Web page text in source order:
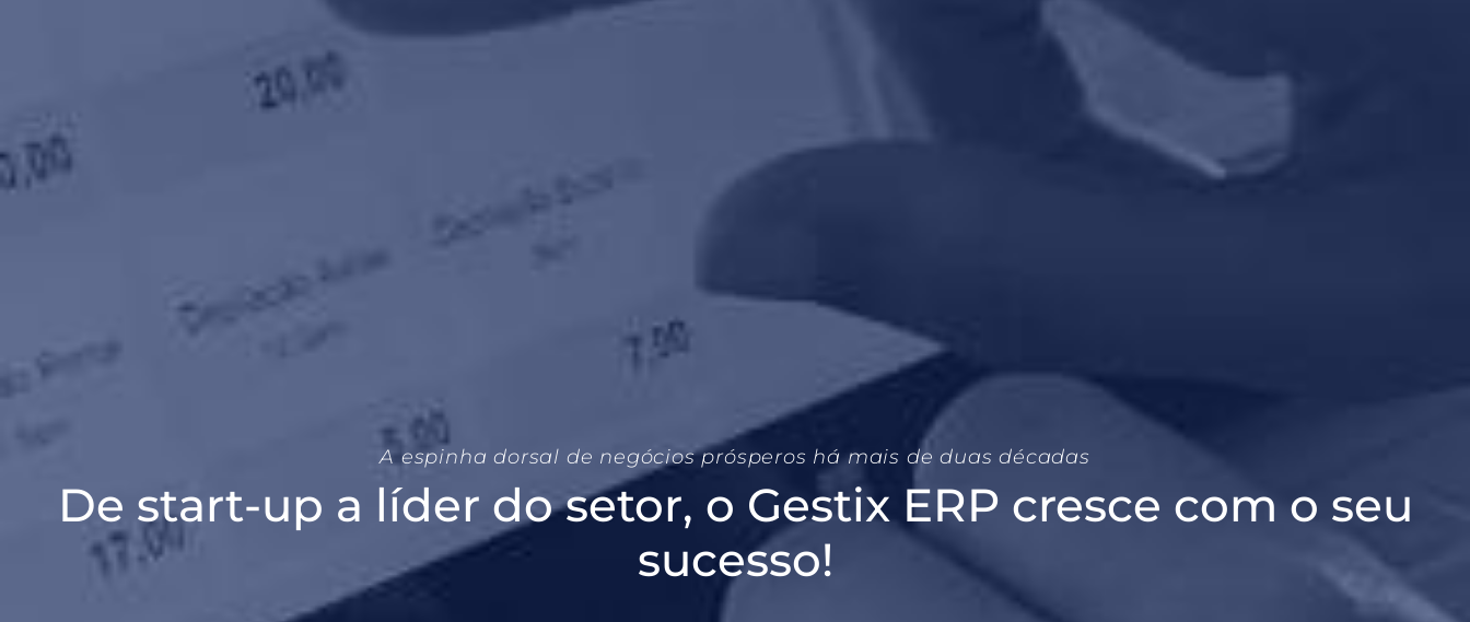
A espinha dorsal de negócios prósperos há mais de duas décadas
De start-up a líder do setor, o Gestix ERP cresce com o seu
sucesso!